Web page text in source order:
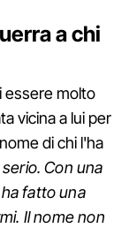
a chi
essere molto
vicina a lui per
di chi l'ha
Con una
fatto una
Il nome non